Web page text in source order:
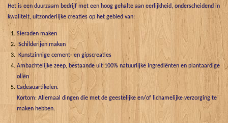
Het is een duurzaam bedrijf met een hoog gehalte aan eerlijkheid, onderscheidend in
kwaliteit, uitzonderlijke creaties op het gebied van:
Sieraden maken
Schilderijen maken
Kunstzinnige cement- en gipscreaties
Ambachtelijke zeep, bestaande uit 100% natuurlijke ingrediënten en plantaardige
oliën
Cadeauartikelen.
Kortom: Allemaal dingen die met de geestelijke en/of lichamelijke verzorging te
maken hebben.